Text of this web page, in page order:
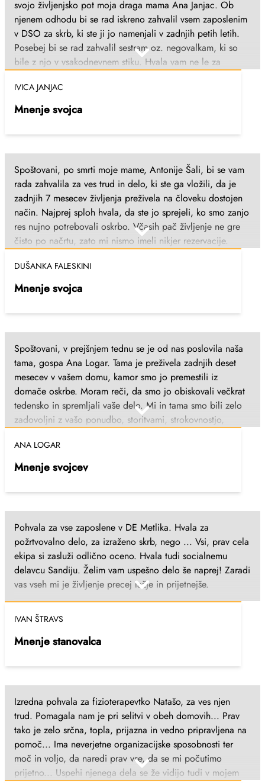
svojo življenjsko pot moja draga mama Ana Janjac. Ob
njenem odhodu bi se rad iskreno zahvalil vsem zaposlenim
v DSO za skrb, ki ste ji jo namenjali v zadnjih petih letih.
Posebej bi se rad zahvalil sestram oz. negovalkam, ki so
bile z njo v vsakodnevnem stiku. Hvala vam ne le za
za toplino, potrpežljivost in človečnost, ki ste ji jo
izkazovali – za vsako prijazno besedo, spodbudo in
sočutje. Veliko mi pomeni vedeti, da je bila moja mama
med ljudmi, ki so jo obravnavali s spoštovanjem in
namenili moji mami. S spoštovanjem, Ivica Janjac
IVICA JANJAC
Mnenje svojca
Spoštovani, po smrti moje mame, Antonije Šali, bi se vam
rada zahvalila za ves trud in delo, ki ste ga vložili, da je
zadnjih 7 mesecev življenja preživela na človeku dostojen
način. Najprej sploh hvala, da ste jo sprejeli, ko smo zanjo
res nujno potrebovali oskrbo. Včasih pač življenje ne gre
čisto po načrtu, zato mi nismo imeli nikjer rezervacije.
zdravili, spoštovali. Hvala tudi za prijaznost, nasmehe in
spodbudne besede. Ni mi bilo lahko, ker smo jo dali v
DSO, bila pa sem pomirjena, ko sem spoznala vaše okolje
in zaposlene. Še enkrat - iskrena hvala, tudi v bratovem
DUŠANKA FALESKINI
Mnenje svojca
Spoštovani, v prejšnjem tednu se je od nas poslovila naša
tama, gospa Ana Logar. Tama je preživela zadnjih deset
mesecev v vašem domu, kamor smo jo premestili iz
domače oskrbe. Moram reči, da smo jo obiskovali večkrat
tedensko in spremljali vaše delo. Mi in tama smo bili zelo
zadovoljni z vašo ponudbo, storitvami, strokovnostjo,
zaposlenimi, vedno je vse pohvalila, prav prijetno se je
počutila v vašem domu. Najbolj pa je pohvalila kuhinjo, saj
je bila po poklicu kuharica. Vaših negovalk na terenu, ki so
tamo obiskovale na domačem domu pred prihodom k vam
želim reči HVALA, ker ste skrbeli za našo tamo do
zadnjega dneva, predvsem pa za srčnost sester, ki so bile
ob njej zadnje ure. Izvrstno opravljate delo in naj tako tudi
ostane! Ana Logar, vnukinja Metlika; 15.1.2024
ANA LOGAR
Mnenje svojcev
Pohvala za vse zaposlene v DE Metlika. Hvala za
požrtvovalno delo, za izraženo skrb, nego ... Vsi, prav cela
ekipa si zasluži odlično oceno. Hvala tudi socialnemu
delavcu Sandiju. Želim vam uspešno delo še naprej! Zaradi
vas vseh mi je življenje precej lažje in prijetnejše.
IVAN ŠTRAVS
Mnenje stanovalca
Izredna pohvala za fizioterapevtko Natašo, za ves njen
trud. Pomagala nam je pri selitvi v obeh domovih... Prav
tako je zelo srčna, topla, prijazna in vedno pripravljena na
pomoč... Ima neverjetne organizacijske sposobnosti ter
moč in voljo, da naredi prav vse, da se mi počutimo
prijetno... Uspehi njenega dela se že vidijo tudi v mojem